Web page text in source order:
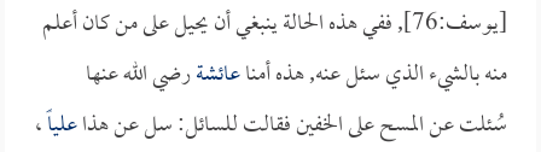
[يوسف:76], ففي هذه الحالة ينبغي أن يحيل على من كان أعلم
منه بالشيء الذي سئل عنه, هذه أمناعائشةرضي الله عنها
سُئلت عن المسح على الخفين فقالت للسائل: سل عن هذاعلياً،